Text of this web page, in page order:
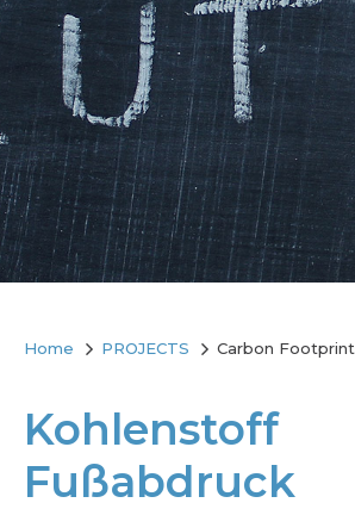
Home PROJECTS Carbon Footprint
Kohlenstoff
Fußabdruck